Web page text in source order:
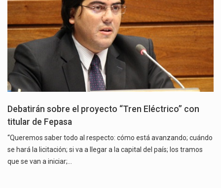
Debatirán sobre el proyecto “Tren Eléctrico” con
titular de Fepasa
“Queremos saber todo al respecto: cómo está avanzando; cuándo
se hará la licitación; si va a llegar a la capital del país; los tramos
que se van a iniciar;…